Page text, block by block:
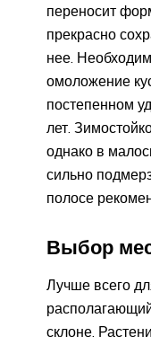
переносит
прекрасно
нее.
омоложение
постепенном
лет.
однако в
сильно
полосе
Выбор
Лучше всего
склоне.